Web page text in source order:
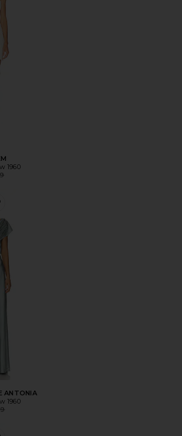
1960
price:
ВЕЧЕРНЕЕ ПЛАТЬЕ ANTONIA
ANTONIA
1960
price: